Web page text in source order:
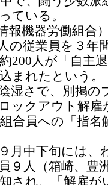
ている。
報機器労働組合
の従業員を３年
200人が「自主
まれたという。
湿さで、別掲の
ックアウト解雇
合員への「指名
月中下旬には、
９人（箱崎、豊
され、「解雇が